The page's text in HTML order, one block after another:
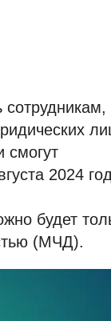
смогут
2024
будет
(МЧД).